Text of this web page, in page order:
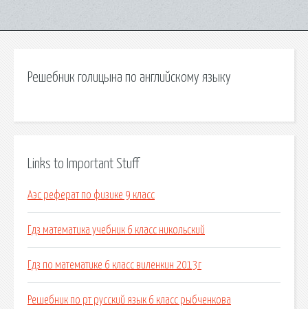
Решебник голицына по английскому языку
Links to Important Stuff
Аэс реферат по физике 9 класс
Гдз математика учебник 6 класс никольский
Гдз по математике 6 класс виленкин 2013г
Решебник по рт русский язык 6 класс рыбченкова